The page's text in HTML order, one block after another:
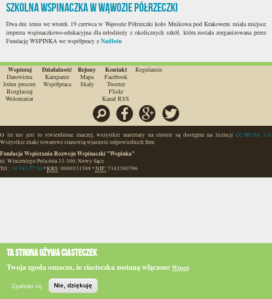
Ta strona używa ciasteczek
Twoja zgoda oznacza, że ciasteczka zostaną włączone Więcej
Zgadzam się Nie, dziękuję
Szukaj Główna
Szkolna Wspinaczka w Wąwozie Półrzeczki
Dwa dni temu we wtorek 19 czerwca w Wąwozie Półrzeczki koło Mnikowa pod Krakowem miała miejsce
impreza wspinaczkowo-edukacyjna dla młodzieży z okolicznych szkół, która została zorganizowana przez
Fundację WSPINKA we współpracy z Nadleśn
Wspieraj
Darowizna
Jeden procent
Rozgłaszaj
Wolontariat
Działalność
Kampanie
Współpraca
Rejony
Mapa
Skały
Kontakt
Facebook
Tweeter
Flickr
Kanał RSS
Regulamin
Szukaj Facebook Google
O ile nie jest to stwierdzone inaczej, wszystkie materiały na stronie są dostępne na licencjiCC-BY-SA 3.0.
Wszystkie znaki towarowe stanowią własność odpowiednich firm.
Fundacja Wspierania Rozwoju Wspinaczki "Wspinka"
ul. Wincentego Pola 66a33-300,Nowy Sącz
Tel.: 18 541 77 30•KRS: 0000331588 •NIP: 7343380796